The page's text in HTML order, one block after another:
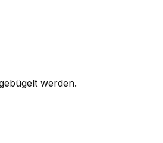
werden.